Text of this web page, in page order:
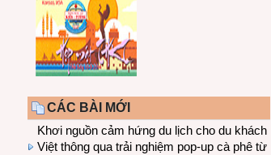
CÁC BÀI MỚI
Khơi nguồn cảm hứng du lịch cho du khách
Việt thông qua trải nghiệm pop-up cà phê từ